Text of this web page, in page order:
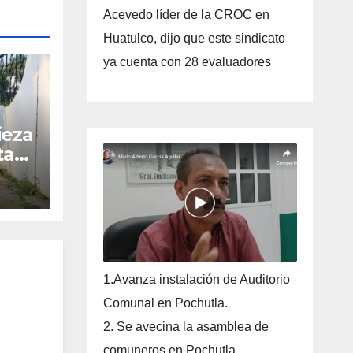
Acevedo líder de la CROC en
Huatulco, dijo que este sindicato
ya cuenta con 28 evaluadores
1.Avanza instalación de Auditorio
Comunal en Pochutla.
2. Se avecina la asamblea de